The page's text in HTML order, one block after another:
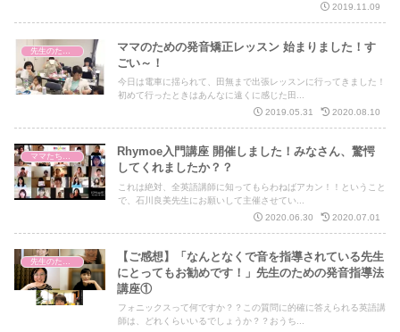
2019.11.09
ママのための発音矯正レッスン 始まりました！す
ごい～！
今日は電車に揺られて、田無まで出張レッスンに行ってきました！
初めて行ったときはあんなに遠くに感じた田...
2019.05.31
2020.08.10
Rhymoe入門講座 開催しました！みなさん、驚愕
してくれましたか？？
これは絶対、全英語講師に知ってもらわねばアカン！！ということ
で、石川良美先生にお願いして主催させてい...
2020.06.30
2020.07.01
【ご感想】「なんとなくで音を指導されている先生
にとってもお勧めです！」先生のための発音指導法
講座①
フォニックスって何ですか？？この質問に的確に答えられる英語講
師は、どれくらいいるでしょうか？？おうち...